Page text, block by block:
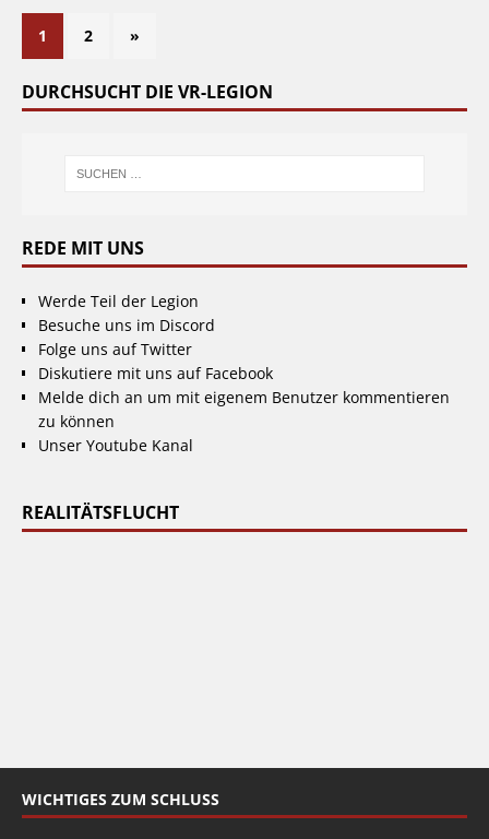
1 2 »
DURCHSUCHT DIE VR-LEGION
REDE MIT UNS
Werde Teil der Legion
Besuche uns im Discord
Folge uns auf Twitter
Diskutiere mit uns auf Facebook
Melde dich an um mit eigenem Benutzer kommentieren
zu können
Unser Youtube Kanal
REALITÄTSFLUCHT
WICHTIGES ZUM SCHLUSS